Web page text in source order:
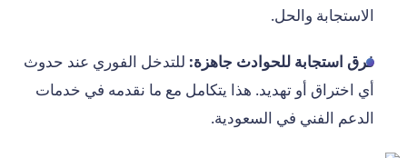
الاستجابة والحل.
فرق استجابة للحوادث جاهزة: للتدخل الفوري عند حدوث
أي اختراق أو تهديد. هذا يتكامل مع ما نقدمه في خدمات
الدعم الفني في السعودية.